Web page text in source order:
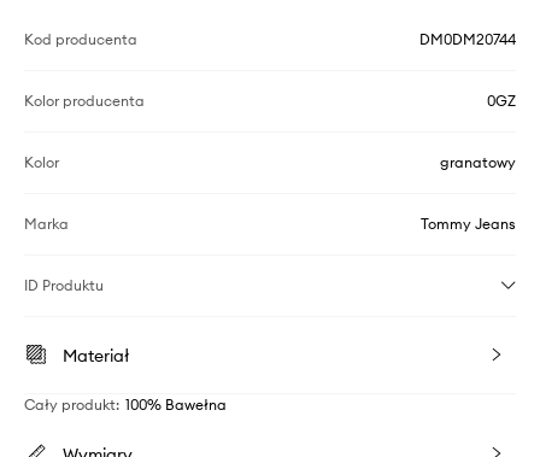
Kod producenta DM0DM20744
Kolor producenta 0GZ
Kolor granatowy
Marka Tommy Jeans
ID Produktu
Materiał
Cały produkt: 100% Bawełna